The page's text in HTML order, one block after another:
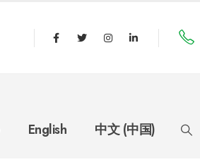
English 中文 (中国)